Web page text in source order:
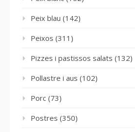
Peix blau (142)
Peixos (311)
Pizzes i pastissos salats (132)
Pollastre i aus (102)
Porc (73)
Postres (350)